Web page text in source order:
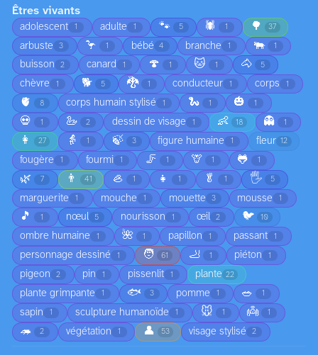
Êtres vivants
adolescent 1 adulte 1 🐾 5 🕷️ 1 🌳 37
arbuste 3 🦩 1 bébé 4 branche 1 🐃 1
buisson 2 canard 1 🍄 1 🐱 1 🐴 5
chèvre 1 🐕 5 🐉 1 conducteur 1 corps 1
🫀 8 corps humain stylisé 1 🐍 1 🎃 1
💀 1 🦢 2 dessin de visage 1 👶 18 👻 1
👩 27 👵 1 🍃 3 figure humaine 1 fleur 12
fougère 1 fourmi 1 🦵 1 🦒 1 🐸 1
🌿 7 👨 41 🦪 1 👧 1 🥬 1 🖐️ 5
marguerite 1 mouche 1 mouette 3 mousse 1
🎵 1 nœul 5 nourisson 1 œil 2 🐦 10
ombre humaine 1 🌺 1 papillon 1 passant 1
personnage dessiné 1 🧑 61 🦶 1 piéton 1
pigeon 2 pin 1 pissenlit 1 plante 22
plante grimpante 1 🐟 3 pomme 1 🥗 1
sapin 1 sculpture humanoïde 1 🐭 1 👼 1
🦔 2 végétation 1 👤 53 visage stylisé 2